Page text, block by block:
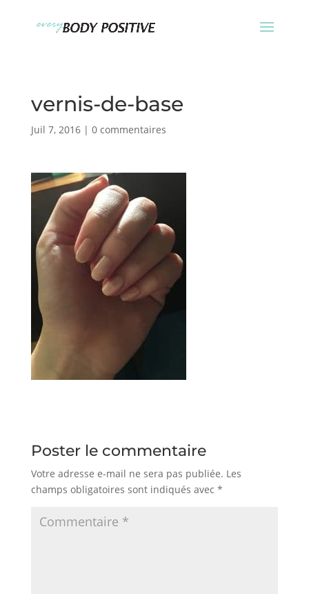
vernis-de-base
Juil 7, 2016| 0 commentaires
Poster le commentaire
Votre adresse e-mail ne sera pas publiée. Les
champs obligatoires sont indiqués avec *